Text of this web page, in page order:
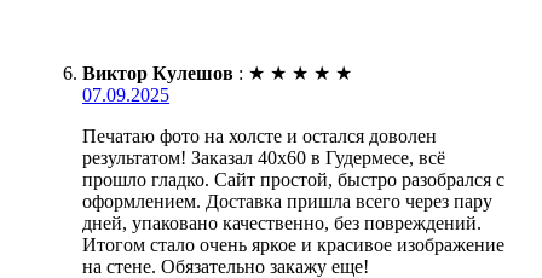
Виктор Кулешов : ★ ★ ★ ★ ★
07.09.2025
Печатаю фото на холсте и остался доволен
результатом! Заказал 40х60 в Гудермесе, всё
прошло гладко. Сайт простой, быстро разобрался с
оформлением. Доставка пришла всего через пару
дней, упаковано качественно, без повреждений.
Итогом стало очень яркое и красивое изображение
на стене. Обязательно закажу еще!